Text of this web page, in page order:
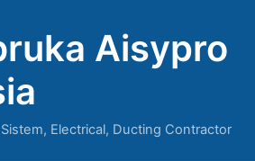
Aisypro
Electrical, Ducting Contractor